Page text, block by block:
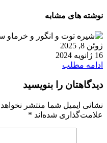
نوشته های مشابه
ژوئن 8, 2025
16 ژانویه 2024
ادامه مطلب
دیدگاهتان را بنویسید
نشانی ایمیل شما منتشر
علامت‌گذاری شده‌اند *